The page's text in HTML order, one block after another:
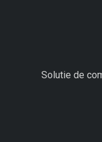
Solutie de